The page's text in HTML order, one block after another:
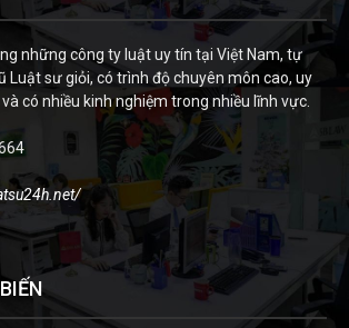
những công ty luật uy tín tại Việt Nam, tự
Luật sư giỏi, có trình độ chuyên môn cao, uy
có nhiều kinh nghiệm trong nhiều lĩnh vực.